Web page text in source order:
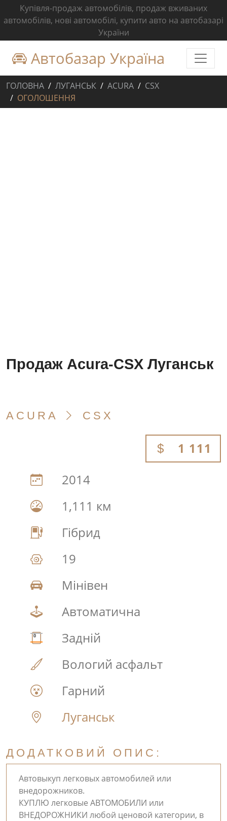
Купівля-продаж автомобілів, продаж вживаних
автомобілів, нові автомобілі, купити авто на автобазарі
України
Автобазар Україна
ГОЛОВНА ЛУГАНСЬК ACURA
CSX
ОГОЛОШЕННЯ
Продаж Acura-CSX Луганськ
ACURA CSX
1 111
2014
1,111 км
Гібрид
19
Мінівен
Автоматична
Задній
Вологий асфальт
Гарний
Луганськ
ДОДАТКОВИЙ ОПИС:
Автовыкуп легковых автомобилей или
внедорожников.
КУПЛЮ легковые АВТОМОБИЛИ или
ВНЕДОРОЖНИКИ любой ценовой категории, в